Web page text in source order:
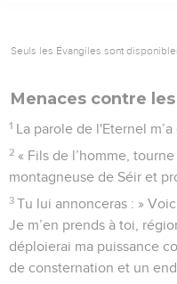
Seuls les Évangiles sont
Menaces contre
1 La parole de l'Eternel
2 « Fils de l’homme,
montagneuse de Séir et
3 Tu lui annonceras : »
Je m’en prends à toi,
déploierai ma puissance
de consternation et un